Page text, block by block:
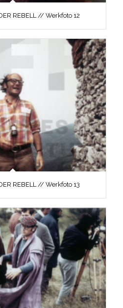
REBELL // Werkfoto 12
REBELL // Werkfoto 13